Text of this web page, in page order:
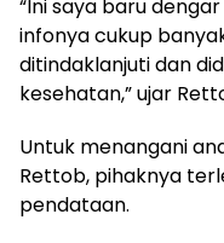
“Ini saya baru
infonya cukup
ditindaklanjuti dan
kesehatan,” ujar
Untuk menangani
Rettob, pihaknya
pendataan.